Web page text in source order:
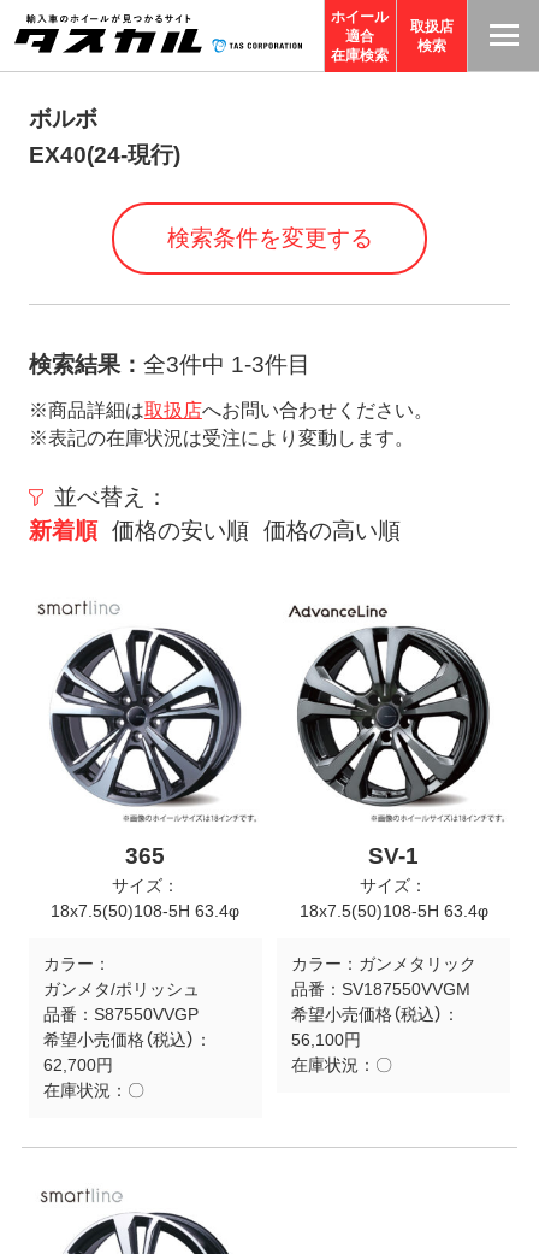
ホイール
適合
在庫検索
取扱店
検索
ボルボ
EX40(24-現行)
検索条件を変更する
検索結果： 全3件中 1-3件目
※商品詳細は取扱店へお問い合わせください。
※表記の在庫状況は受注により変動します。
並べ替え：
新着順 価格の安い順 価格の高い順
365
サイズ：
18x7.5(50)108-5H 63.4φ
カラー：
ガンメタ/ポリッシュ
品番： S87550VVGP
希望小売価格（税込）：
62,700円
在庫状況： 〇
SV-1
サイズ：
18x7.5(50)108-5H 63.4φ
カラー： ガンメタリック
品番： SV187550VVGM
希望小売価格（税込）：
56,100円
在庫状況： 〇
T